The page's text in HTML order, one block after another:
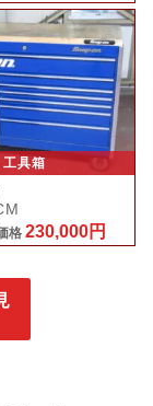
工具箱
格 230,000円